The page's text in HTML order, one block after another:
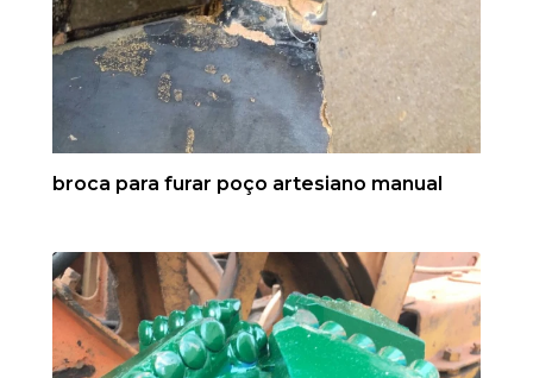
broca para furar poço artesiano manual